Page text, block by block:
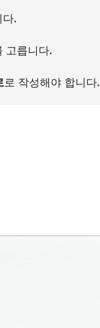
다.
고릅니다.
로 작성해야 합니다.